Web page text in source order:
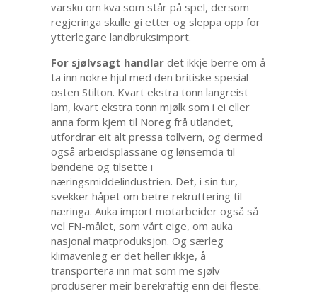
varsku om kva som står på spel, dersom
regjeringa skulle gi etter og sleppa opp for
ytterlegare landbruksimport.
For sjølvsagt handlar det ikkje berre om å
ta inn nokre hjul med den britiske spesial-
osten Stilton. Kvart ekstra tonn langreist
lam, kvart ekstra tonn mjølk som i ei eller
anna form kjem til Noreg frå utlandet,
utfordrar eit alt pressa tollvern, og dermed
også arbeidsplassane og lønsemda til
bøndene og tilsette i
næringsmiddelindustrien. Det, i sin tur,
svekker håpet om betre rekruttering til
næringa. Auka import motarbeider også så
vel FN-målet, som vårt eige, om auka
nasjonal matproduksjon. Og særleg
klimavenleg er det heller ikkje, å
transportera inn mat som me sjølv
produserer meir berekraftig enn dei fleste.